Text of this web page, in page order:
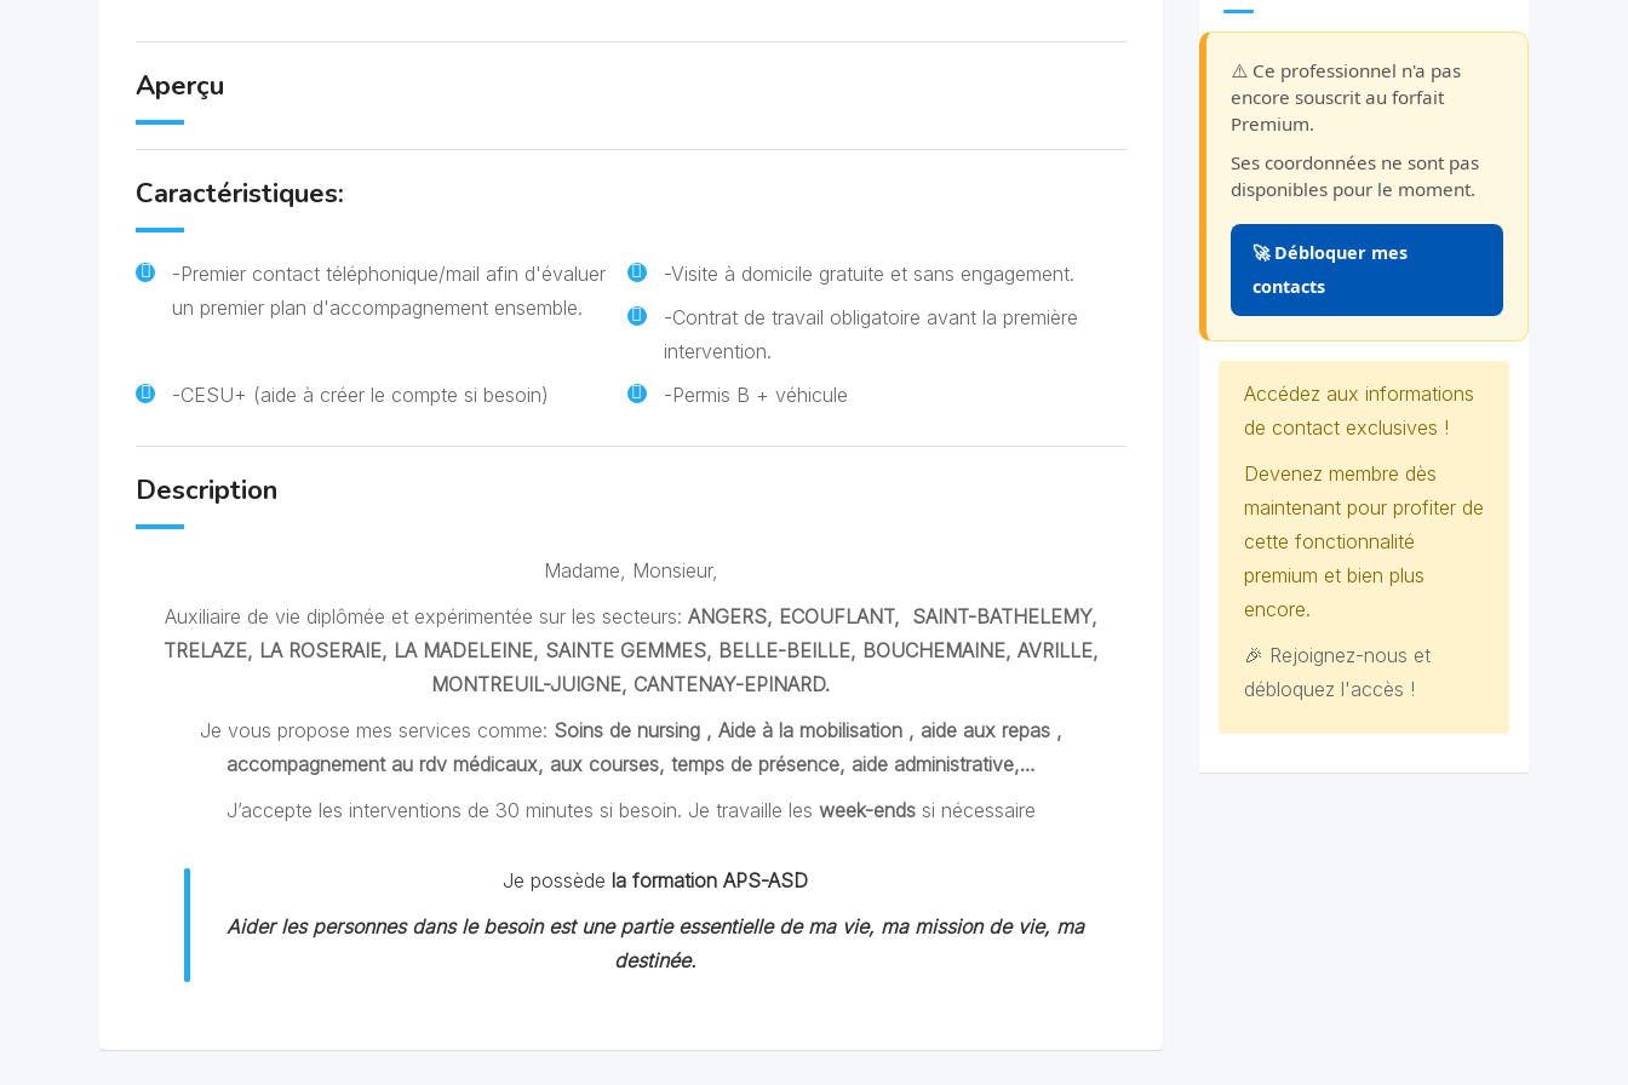
Aperçu
Caractéristiques:
-Premier contact téléphonique/mail afin d'évaluer
un premier plan d'accompagnement ensemble.
-Visite à domicile gratuite et sans engagement.
-Contrat de travail obligatoire avant la première
intervention.
-CESU+ (aide à créer le compte si besoin)
-Permis B + véhicule
Description
Madame, Monsieur,
Auxiliaire de vie diplômée et expérimentée sur les secteurs: ANGERS, ECOUFLANT, SAINT-BATHELEMY,
TRELAZE, LA ROSERAIE, LA MADELEINE, SAINTE GEMMES, BELLE-BEILLE, BOUCHEMAINE, AVRILLE,
MONTREUIL-JUIGNE, CANTENAY-EPINARD.
Je vous propose mes services comme: Soins de nursing , Aide à la mobilisation , aide aux repas ,
accompagnement au rdv médicaux, aux courses, temps de présence, aide administrative,…
J’accepte les interventions de 30 minutes si besoin. Je travaille les week-endssi nécessaire
Je possède la formation APS-ASD
Aider les personnes dans le besoin est une partie essentielle de ma vie, ma mission de vie, ma
destinée.
⚠️ Ce professionnel n'a pas
encore souscrit au forfait
Premium.
Ses coordonnées ne sont pas
disponibles pour le moment.
🚀 Débloquer mes
contacts
Accédez aux informations
de contact exclusives !
Devenez membre dès
maintenant pour profiter de
cette fonctionnalité
premium et bien plus
encore.
🎉 Rejoignez-nous et
débloquez l'accès !